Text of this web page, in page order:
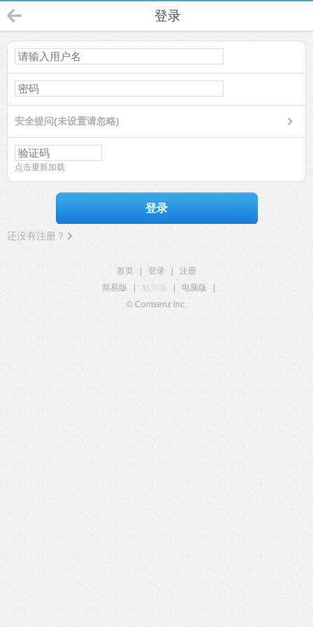
登录
安全提问(未设置请忽略)
点击重新加载
登录
还没有注册？
首页 登录
注册
简易版
触屏版 电脑版
© Comsenz Inc.